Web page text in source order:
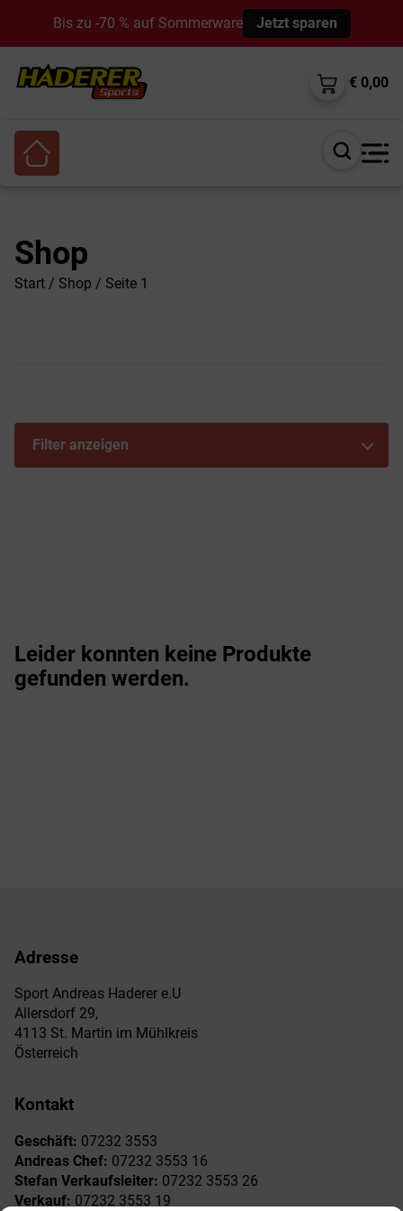
Bis zu -70 % auf Sommerware Jetzt sparen
€ 0,00
Suche
Shop
Start / Shop / Seite 1
Filter anzeigen
Leider konnten keine Produkte
gefunden werden.
Adresse
Sport Andreas Haderer e.U
Allersdorf 29,
4113 St. Martin im Mühlkreis
Österreich
Kontakt
Geschäft: 07232 3553
Andreas Chef: 07232 3553 16
Stefan Verkaufsleiter: 07232 3553 26
Verkauf: 07232 3553 19